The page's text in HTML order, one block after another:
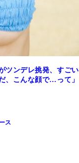
ツンデレ挑発、すごい
、こんな顔で…って」
ス